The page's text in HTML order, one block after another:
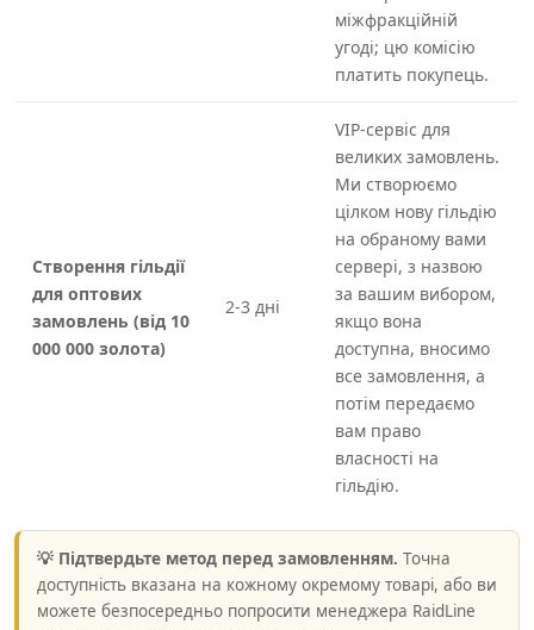
міжфракційній
угоді; цю комісію
платить покупець.
Створення гільдії
для оптових
замовлень (від 10
000 000 золота)
2-3 дні
VIP-сервіс для
великих замовлень.
Ми створюємо
цілком нову гільдію
на обраному вами
сервері, з назвою
за вашим вибором,
якщо вона
доступна, вносимо
все замовлення, а
потім передаємо
вам право
власності на
гільдію.
💡 Підтвердьте метод перед замовленням. Точна
доступність вказана на кожному окремому товарі, або ви
можете безпосередньо попросити менеджера RaidLine